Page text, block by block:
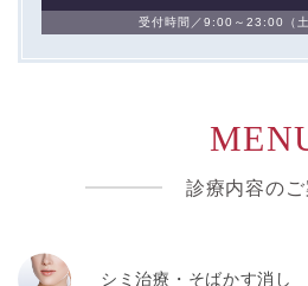
受付時間／9:00～23:00（土
診療内容のご
シミ治療・そばかす消し